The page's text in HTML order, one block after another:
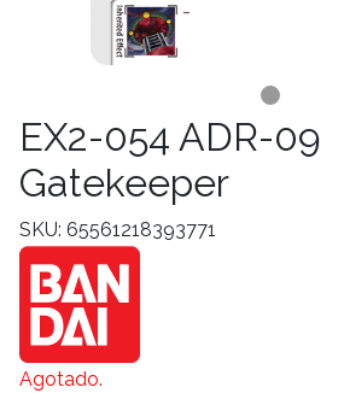
EX2-054 ADR-09
Gatekeeper
SKU: 65561218393771
Agotado.